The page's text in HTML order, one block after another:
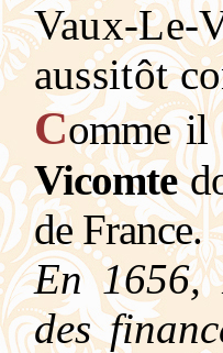
Vaux-Le-
aussitôt
Comme il
Vicomte
de France.
En 1656,
des